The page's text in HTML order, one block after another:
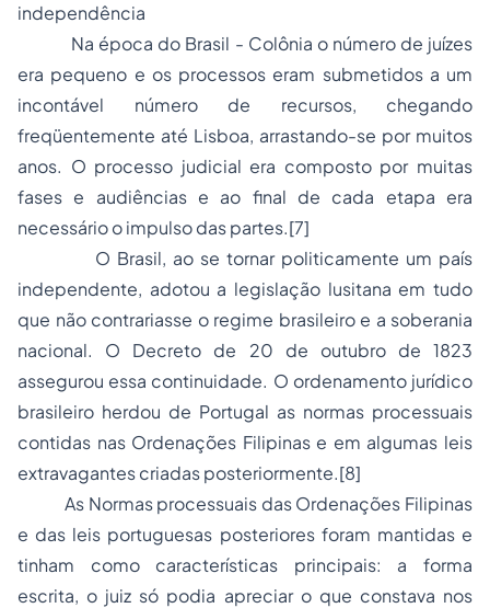
independência
Na época do Brasil - Colônia o número de juízes
era pequeno e os processos eram submetidos a um
incontável número de recursos, chegando
freqüentemente até Lisboa, arrastando-se por muitos
anos. O processo judicial era composto por muitas
fases e audiências e ao final de cada etapa era
necessário o impulso das partes.[7]
O Brasil, ao se tornar politicamente um país
independente, adotou a legislação lusitana em tudo
que não contrariasse o regime brasileiro e a soberania
nacional. O Decreto de 20 de outubro de 1823
assegurou essa continuidade. O ordenamento jurídico
brasileiro herdou de Portugal as normas processuais
contidas nas Ordenações Filipinas e em algumas leis
extravagantes criadas posteriormente.[8]
As Normas processuais das Ordenações Filipinas
e das leis portuguesas posteriores foram mantidas e
tinham como características principais: a forma
escrita, o juiz só podia apreciar o que constava nos